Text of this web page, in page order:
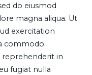
do eiusmod
magna aliqua. Ut
exercitation
commodo
reprehenderit in
fugiat nulla